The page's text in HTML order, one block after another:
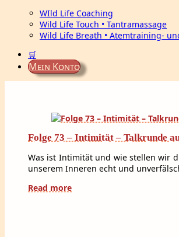
WIld Life Coaching
Wild Life Touch • Tantramassage
Wild Life Breath • Atemtraining-
🛒
Mein Konto
Folge 73 – Intimität – Talkrunde
Was ist Intimität und wie stellen wir
unserem Inneren echt und
Read more